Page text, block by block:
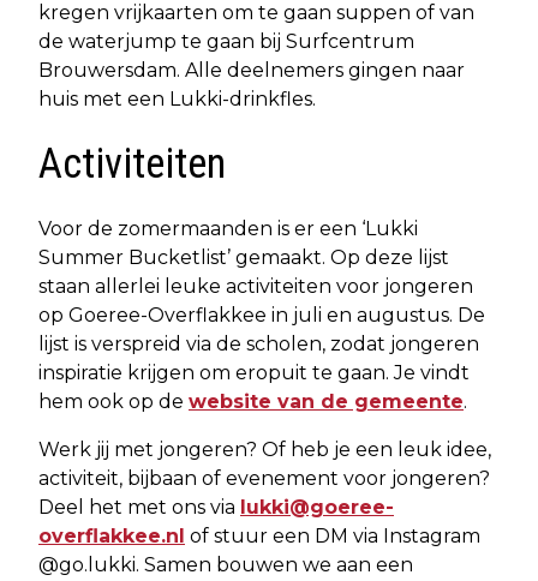
kregen vrijkaarten om te gaan suppen of van
de waterjump te gaan bij Surfcentrum
Brouwersdam. Alle deelnemers gingen naar
huis met een Lukki-drinkfles.
Activiteiten
Voor de zomermaanden is er een ‘Lukki
Summer Bucketlist’ gemaakt. Op deze lijst
staan allerlei leuke activiteiten voor jongeren
op Goeree-Overflakkee in juli en augustus. De
lijst is verspreid via de scholen, zodat jongeren
inspiratie krijgen om eropuit te gaan. Je vindt
hem ook op de website van de gemeente.
Werk jij met jongeren? Of heb je een leuk idee,
activiteit, bijbaan of evenement voor jongeren?
Deel het met ons via lukki@goeree-
overflakkee.nl of stuur een DM via Instagram
@go.lukki. Samen bouwen we aan een